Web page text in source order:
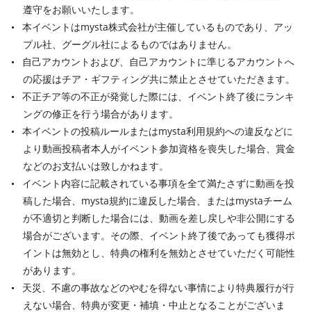
遵守をお願いいたします。
本イベントはmysta株式会社が主催しているものであり、アッ
プル社、グーグル社によるものではありません。
自己アカウントおよび、自己アカウントに準じるアカウントへ
の応援はチア・ギフティング共に禁止とさせていただきます。
不正チア等の不正が発覚した際には、イベント終了後にランキ
ングの修正を行う場合があります。
本イベントの投稿ルールまたはmysta利用規約への違反などに
より動画投稿者本人がイベント参加資格を喪失した場合、賞金
などのお支払いは致しかねます。
イベント内容に記載されている事項を全て満たさずに動画を投
稿した場合、mysta規約に違反した場合、またはmystaチーム
が不適切と判断した場合には、動画を差し戻しや非公開にする
場合がございます。その際、イベント終了後であっても獲得ポ
イントは無効とし、特典の権利を無効とさせていただく可能性
があります。
天災、不慮の事故などのやむを得ない事情により特典履行が行
えない場合、特典が変更・補填・中止となることがございま